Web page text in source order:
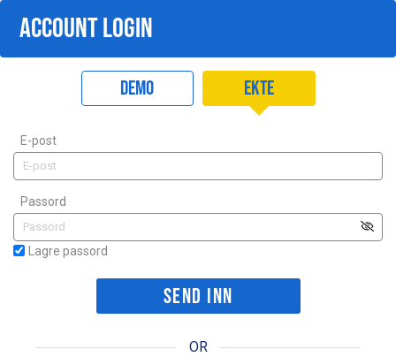
ACCOUNT LOGIN
Demo Ekte
E-post
Passord
Lagre passord
OR